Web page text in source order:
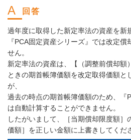
過年度に取得した新定率法の資産を新
『PCA固定資産シリーズ』では改定
せん。
新定率法の資産は、【（調整前償却額
ときの期首帳簿価額を改定取得価額と
が、
過去の時点の期首帳簿価額のため、『
は自動計算することができません。
したがいまして、［当期償却限度額］
価額］を正しい金額に上書きしてくだ